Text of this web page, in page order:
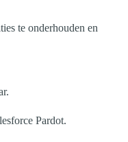
te onderhouden en
Pardot.